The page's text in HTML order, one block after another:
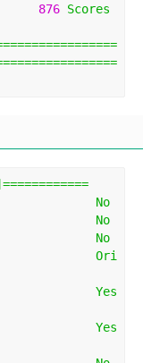
876 Scores
No
No
No
Ori
Yes
Yes